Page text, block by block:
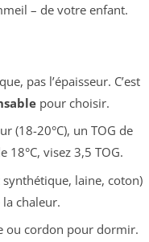
– de votre enfant.
pas l’épaisseur. C’est
pour choisir.
(18-20°C), un TOG de
18°C, visez 3,5 TOG.
laine, coton)
chaleur.
ou cordon pour dormir.